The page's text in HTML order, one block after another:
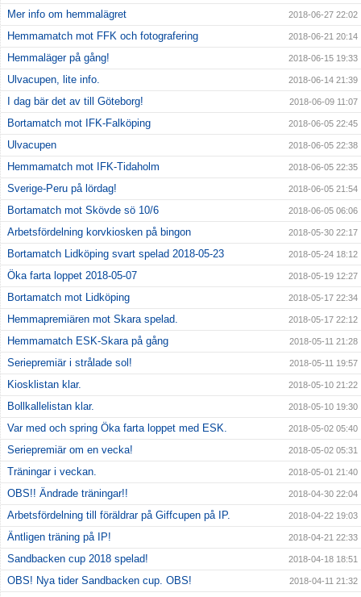
Mer info om hemmalägret 2018-06-27 22:02
Hemmamatch mot FFK och fotografering 2018-06-21 20:14
Hemmaläger på gång! 2018-06-15 19:33
Ulvacupen, lite info. 2018-06-14 21:39
I dag bär det av till Göteborg! 2018-06-09 11:07
Bortamatch mot IFK-Falköping 2018-06-05 22:45
Ulvacupen 2018-06-05 22:38
Hemmamatch mot IFK-Tidaholm 2018-06-05 22:35
Sverige-Peru på lördag! 2018-06-05 21:54
Bortamatch mot Skövde sö 10/6 2018-06-05 06:06
Arbetsfördelning korvkiosken på bingon 2018-05-30 22:17
Bortamatch Lidköping svart spelad 2018-05-23 2018-05-24 18:12
Öka farta loppet 2018-05-07 2018-05-19 12:27
Bortamatch mot Lidköping 2018-05-17 22:34
Hemmapremiären mot Skara spelad. 2018-05-17 22:12
Hemmamatch ESK-Skara på gång 2018-05-11 21:28
Seriepremiär i strålade sol! 2018-05-11 19:57
Kiosklistan klar. 2018-05-10 21:22
Bollkallelistan klar. 2018-05-10 19:30
Var med och spring Öka farta loppet med ESK. 2018-05-02 05:40
Seriepremiär om en vecka! 2018-05-02 05:31
Träningar i veckan. 2018-05-01 21:40
OBS!! Ändrade träningar!! 2018-04-30 22:04
Arbetsfördelning till föräldrar på Giffcupen på IP. 2018-04-22 19:03
Äntligen träning på IP! 2018-04-21 22:33
Sandbacken cup 2018 spelad! 2018-04-18 18:51
OBS! Nya tider Sandbacken cup. OBS! 2018-04-11 21:32